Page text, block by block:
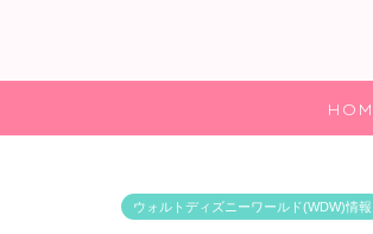
ウォルトディズニーワールド(WDW)情報